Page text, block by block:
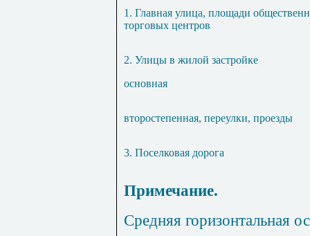
1. Главная улица, площади
торговых центров
2. Улицы в жилой застройке
основная
второстепенная, переулки, проезды
3. Поселковая дорога
Примечание.
Средняя горизонтальная